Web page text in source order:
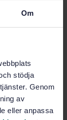
Om
stödja
Genom
av
eller anpassa
—
systems